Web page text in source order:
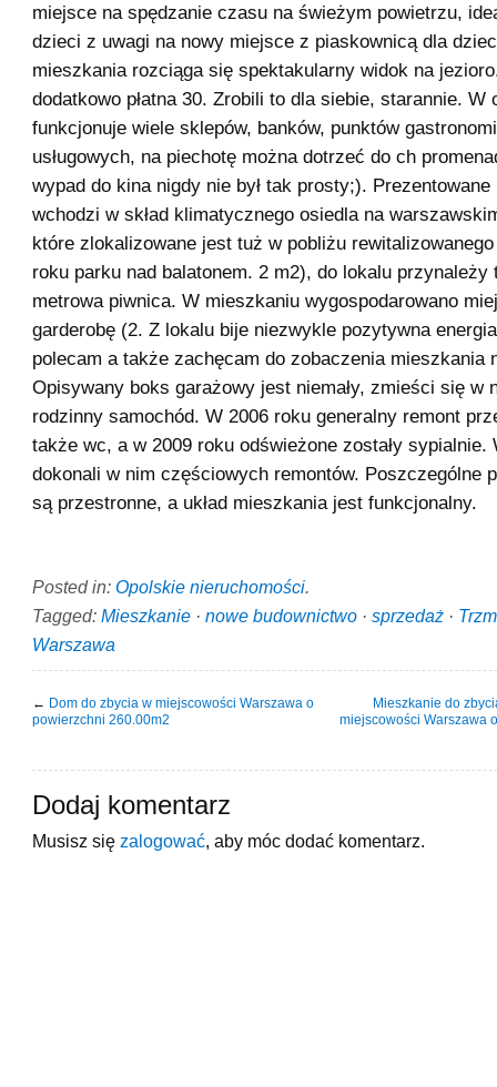
miejsce na spędzanie czasu na świeżym powietrzu,
dzieci z uwagi na nowy miejsce z piaskownicą dla
mieszkania rozciąga się spektakularny widok na
dodatkowo płatna 30. Zrobili to dla siebie, starannie. W
funkcjonuje wiele sklepów, banków, punktów
usługowych, na piechotę można dotrzeć do ch
wypad do kina nigdy nie był tak prosty;).
wchodzi w skład klimatycznego osiedla na
które zlokalizowane jest tuż w pobliżu
roku parku nad balatonem. 2 m2), do lokalu przynależy
metrowa piwnica. W mieszkaniu wygospodarowano
garderobę (2. Z lokalu bije niezwykle pozytywna
polecam a także zachęcam do zobaczenia mieszkania
Opisywany boks garażowy jest niemały, zmieści się w
rodzinny samochód. W 2006 roku generalny remont
także wc, a w 2009 roku odświeżone zostały sypialnie.
dokonali w nim częściowych remontów. Poszczególne
są przestronne, a układ mieszkania jest funkcjonalny.
Posted in: Opolskie nieruchomości.
Tagged: Mieszkanie · nowe budownictwo · sprzedaż ·
Warszawa
← Dom do zbycia w miejscowości Warszawa o
powierzchni 260.00m2
Mieszkanie do
miejscowości Warszawa
Dodaj komentarz
Musisz się zalogować , aby móc dodać komentarz.